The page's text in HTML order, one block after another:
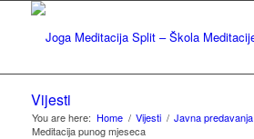
Vijesti
You are here: Home / Vijesti / Javna predavanja
Meditacija punog mjeseca